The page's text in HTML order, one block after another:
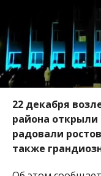
22 декабря
района
радовали
также